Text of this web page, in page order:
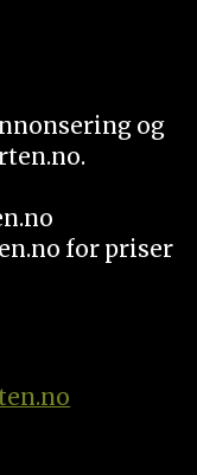
og
for priser